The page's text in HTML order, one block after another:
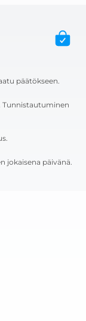
päätökseen.
Tunnistautuminen
jokaisena päivänä.